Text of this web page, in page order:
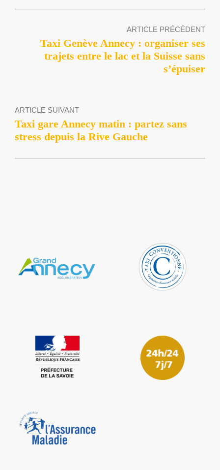
ARTICLE PRÉCÉDENT
Taxi Genève Annecy : organiser ses
trajets entre le lac et la Suisse sans
s’épuiser
ARTICLE SUIVANT
Taxi gare Annecy matin : partez sans
stress depuis la Rive Gauche